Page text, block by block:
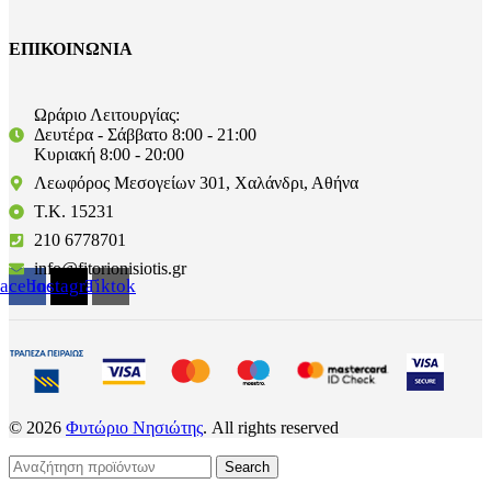
ΕΠΙΚΟΙΝΩΝΙΑ
Ωράριο Λειτουργίας:
Δευτέρα - Σάββατο 8:00 - 21:00
Κυριακή 8:00 - 20:00
Λεωφόρος Μεσογείων 301, Χαλάνδρι, Αθήνα
Τ.Κ. 15231
210 6778701
info@fitorionisiotis.gr
InstagramTiktok
© 2026 Φυτώριο Νησιώτης. All rights reserved
Search